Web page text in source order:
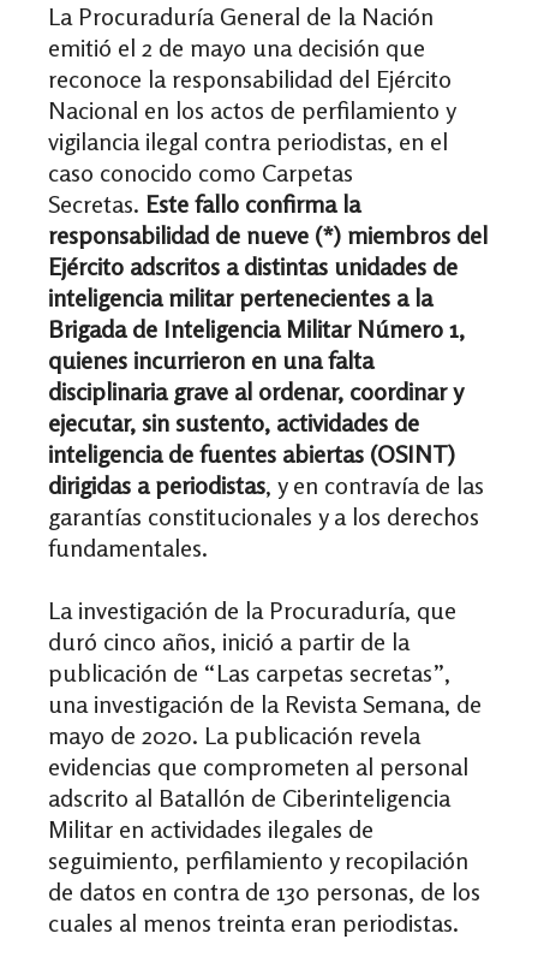
La Procuraduría General de la Nación
emitió el 2 de mayo una decisión que
reconoce la responsabilidad del Ejército
Nacional en los actos de perfilamiento y
vigilancia ilegal contra periodistas, en el
caso conocido como Carpetas
Secretas. Este fallo confirma la
responsabilidad de nueve (*) miembros del
Ejército adscritos a distintas unidades de
inteligencia militar pertenecientes a la
Brigada de Inteligencia Militar Número 1,
quienes incurrieron en una falta
disciplinaria grave al ordenar, coordinar y
ejecutar, sin sustento, actividades de
inteligencia de fuentes abiertas (OSINT)
dirigidas a periodistas, y en contravía de las
garantías constitucionales y a los derechos
fundamentales.
La investigación de la Procuraduría, que
duró cinco años, inició a partir de la
publicación de “Las carpetas secretas”,
una investigación de la Revista Semana, de
mayo de 2020. La publicación revela
evidencias que comprometen al personal
adscrito al Batallón de Ciberinteligencia
Militar en actividades ilegales de
seguimiento, perfilamiento y recopilación
de datos en contra de 130 personas, de los
cuales al menos treinta eran periodistas.